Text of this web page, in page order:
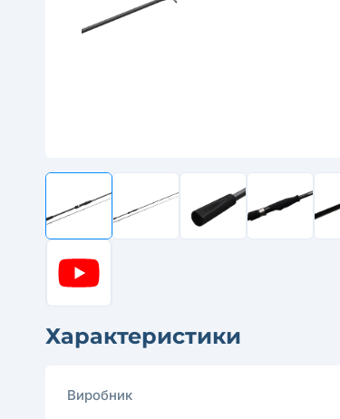
Характеристики
Виробник